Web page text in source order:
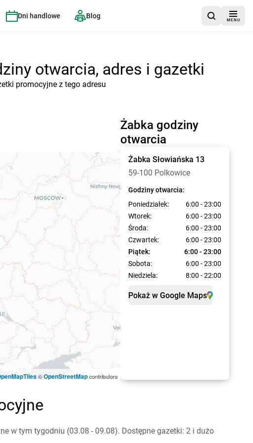
Dni handlowe Blog
MENU
otwarcia, adres i gazetki
promocyjne z tego adresu
Żabka godziny
otwarcia
Żabka Słowiańska 13
59-100 Polkowice
Godziny otwarcia:
Poniedziałek:
6:00 - 23:00
Wtorek:
6:00 - 23:00
Środa:
6:00 - 23:00
Czwartek:
6:00 - 23:00
Piątek:
6:00 - 23:00
Sobota:
6:00 - 23:00
Niedziela:
8:00 - 22:00
Pokaż w Google Maps
©OpenStreetMapcontributors
w tym tygodniu (03.08 - 09.08). Dostępne gazetki: 2 i dużo